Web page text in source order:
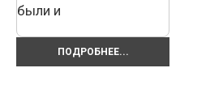
были и
ПОДРОБНЕЕ...